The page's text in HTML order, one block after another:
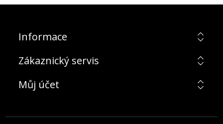
Informace
Zákaznický servis
Můj účet